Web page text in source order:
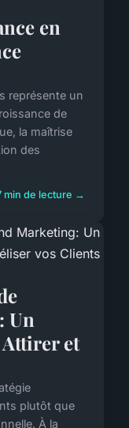
en
représente un
de
la maîtrise
des
min de lecture →
Un
et
plutôt que
À la